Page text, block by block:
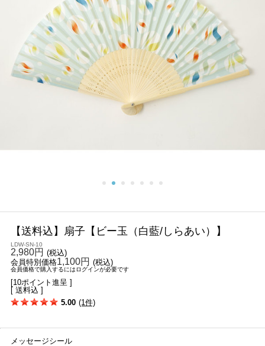
【送料込】扇子【ビー玉（白藍/しらあい）】
LDW-SN-10
2,980円 (税込)
会員特別価格1,100円 (税込)
会員価格で購入するにはログインが必要です
[10ポイント進呈 ]
[ 送料込 ]
5.00 (1件)
メッセージシール